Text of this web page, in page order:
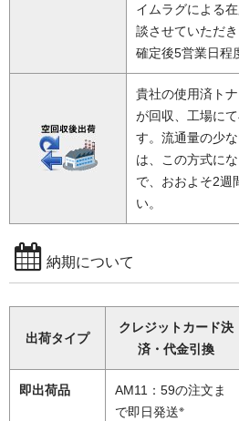
イムラグによる
談させていただ
確定後5営業日程
貴社の使用済ト
が回収、工場に
す。流通量の少
は、この方式に
で、おおよそ2週
い。
納期について
出荷タイプ
クレジットカード決
済・代金引換
即出荷品
AM11：59の注文ま
で即日発送※